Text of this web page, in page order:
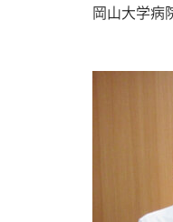
岡山大学